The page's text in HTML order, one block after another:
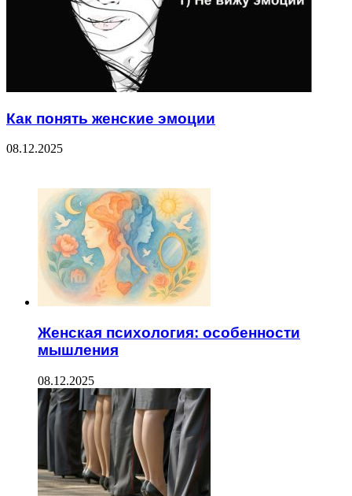
Как понять женские эмоции
08.12.2025
Женская психология: особенности
мышления
08.12.2025